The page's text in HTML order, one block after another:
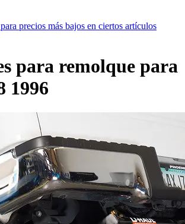
para precios más bajos en ciertos artículos
para remolque para
1996